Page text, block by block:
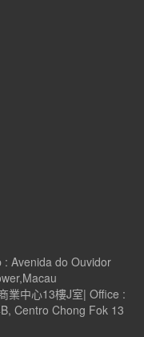
: Avenida do Ouvidor
業中心13樓J室| Office :
Centro Chong Fok 13